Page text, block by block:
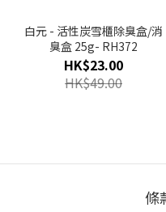
白元 - 活性炭雪櫃除臭盒/消
臭盒 25g- RH372
HK$23.00
HK$49.00
條